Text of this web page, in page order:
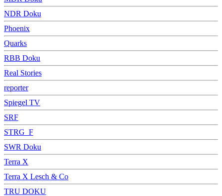
NDR Doku
Phoenix
Quarks
RBB Doku
Real Stories
reporter
Spiegel TV
SRF
STRG_F
SWR Doku
Terra X
Terra X Lesch & Co
TRU DOKU